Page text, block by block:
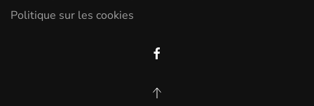
Politique sur les cookies